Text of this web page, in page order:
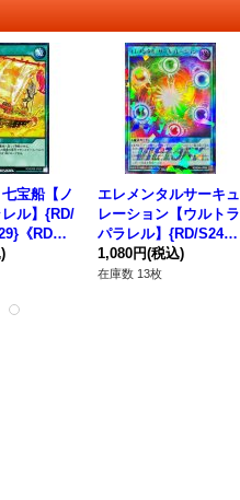
七宝船【ノ
ル】{RD/
《RD魔
エレメンタルサーキュ
レーション【ウルトラ
パラレル】{RD/S244-
JP005}《RD魔法》
1,080円(税込)
在庫数 13枚